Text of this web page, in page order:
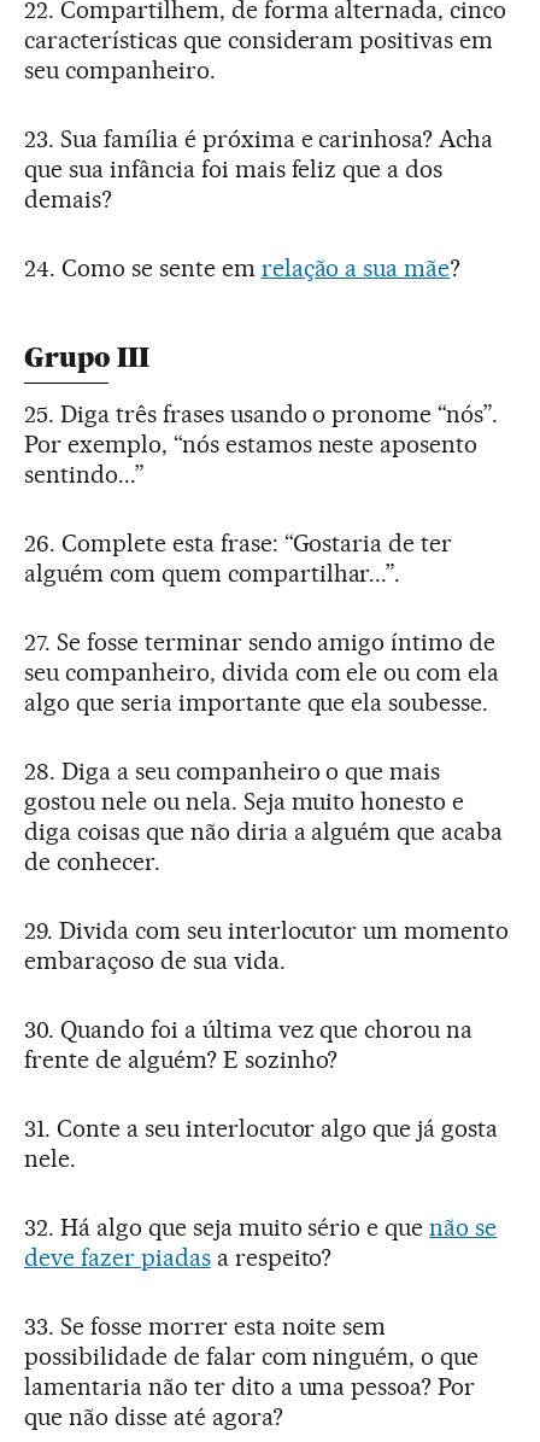
22. Compartilhem, de forma alternada, cinco
características que consideram positivas em
seu companheiro.
23. Sua família é próxima e carinhosa? Acha
que sua infância foi mais feliz que a dos
demais?
24. Como se sente em relação a sua mãe?
Grupo III
25. Diga três frases usando o pronome “nós”.
Por exemplo, “nós estamos neste aposento
sentindo...”
26. Complete esta frase: “Gostaria de ter
alguém com quem compartilhar...”.
27. Se fosse terminar sendo amigo íntimo de
seu companheiro, divida com ele ou com ela
algo que seria importante que ela soubesse.
28. Diga a seu companheiro o que mais
gostou nele ou nela. Seja muito honesto e
diga coisas que não diria a alguém que acaba
de conhecer.
29. Divida com seu interlocutor um momento
embaraçoso de sua vida.
30. Quando foi a última vez que chorou na
frente de alguém? E sozinho?
31. Conte a seu interlocutor algo que já gosta
nele.
32. Há algo que seja muito sério e quenão se
deve fazer piadasa respeito?
33. Se fosse morrer esta noite sem
possibilidade de falar com ninguém, o que
lamentaria não ter dito a uma pessoa? Por
que não disse até agora?